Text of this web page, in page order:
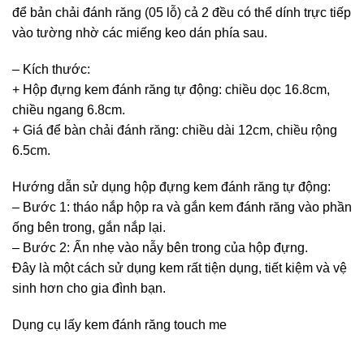
để bản chải đánh răng (05 lỗ) cả 2 đều có thể dính trực tiếp
vào tường nhờ các miếng keo dán phía sau.
– Kích thước:
+ Hộp đựng kem đánh răng tự động: chiều dọc 16.8cm,
chiều ngang 6.8cm.
+ Giá để bàn chải đánh răng: chiều dài 12cm, chiều rộng
6.5cm.
Hướng dẫn sử dụng hộp đựng kem đánh răng tự động:
– Bước 1: tháo nắp hộp ra và gắn kem đánh răng vào phần
ống bên trong, gắn nắp lại.
– Bước 2: Ấn nhẹ vào nẫy bên trong của hộp đựng.
Đây là một cách sử dụng kem rất tiện dụng, tiết kiệm và vệ
sinh hơn cho gia đình bạn.
Dụng cụ lấy kem đánh răng touch me